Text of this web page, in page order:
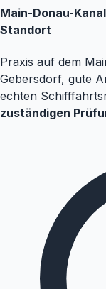
Main-Donau-
Standort
Praxis auf dem
Gebersdorf, gute
echten
zuständigen